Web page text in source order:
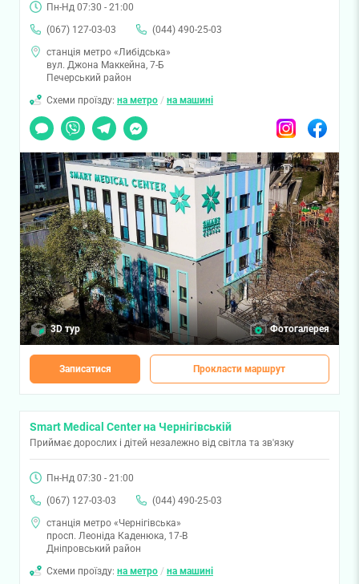
Пн-Нд 07:30 - 21:00
(067) 127-03-03
(044) 490-25-03
станція метро «Либідська»
вул. Джона Маккейна, 7-Б
Печерський район
Схеми проїзду: на метро / на машині
Чат
Viber TelegramMessenger InstagramFacebook
3D тур Фотогалерея
Записатися Прокласти маршрут
Smart Medical Center на Чернігівській
Приймає дорослих і дітей незалежно від світла та зв'язку
Пн-Нд 07:30 - 21:00
(067) 127-03-03
(044) 490-25-03
станція метро «Чернігівська»
просп. Леоніда Каденюка, 17-В
Дніпровський район
Схеми проїзду: на метро / на машині